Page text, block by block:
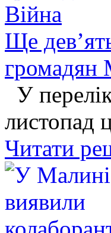
Війна
Ще
громадян
У
листопад
Читати